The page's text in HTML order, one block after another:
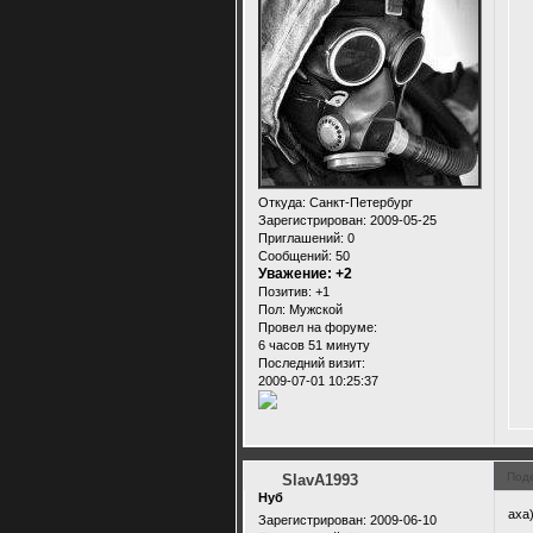
Откуда: Санкт-Петербург
Зарегистрирован: 2009-05-25
Приглашений: 0
Сообщений: 50
Уважение: +2
Позитив: +1
Пол: Мужской
Провел на форуме:
6 часов 51 минуту
Последний визит:
2009-07-01 10:25:37
SlavA1993
Нуб
Зарегистрирован: 2009-06-10